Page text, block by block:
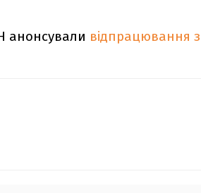
анонсували відпрацювання